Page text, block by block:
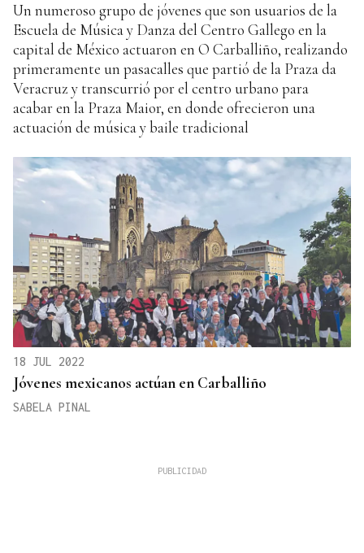
Un numeroso grupo de jóvenes que son usuarios de la
Escuela de Música y Danza del Centro Gallego en la
capital de México actuaron en O Carballiño, realizando
primeramente un pasacalles que partió de la Praza da
Veracruz y transcurrió por el centro urbano para
acabar en la Praza Maior, en donde ofrecieron una
actuación de música y baile tradicional
18 JUL 2022
Jóvenes mexicanos actúan en Carballiño
SABELA PINAL